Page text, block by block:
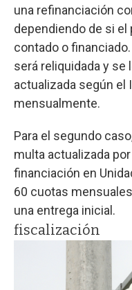
una refinanciación
dependiendo de si el
contado o
será reliquidada y se
actualizada según el
mensualmente.
Para el segundo
multa actualizada
financiación en
60 cuotas
una entrega inicial.
fiscalización